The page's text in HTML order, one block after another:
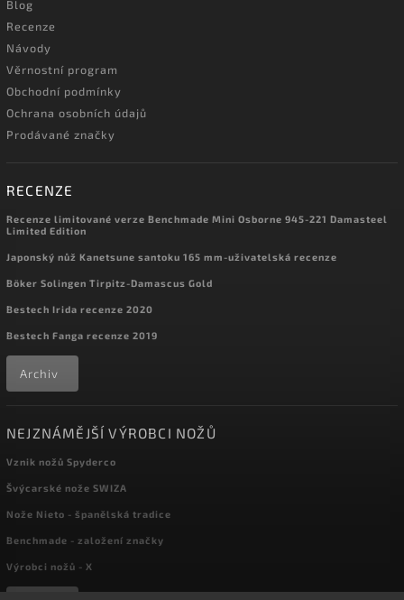
Blog
Recenze
Návody
Věrnostní program
Obchodní podmínky
Ochrana osobních údajů
Prodávané značky
RECENZE
Recenze limitované verze Benchmade Mini Osborne 945-221 Damasteel
Limited Edition
Japonský nůž Kanetsune santoku 165 mm-uživatelská recenze
Böker Solingen Tirpitz-Damascus Gold
Bestech Irida recenze 2020
Bestech Fanga recenze 2019
Archiv
NEJZNÁMĚJŠÍ VÝROBCI NOŽŮ
Vznik nožů Spyderco
Švýcarské nože SWIZA
Nože Nieto - španělská tradice
Benchmade - založení značky
Výrobci nožů - X